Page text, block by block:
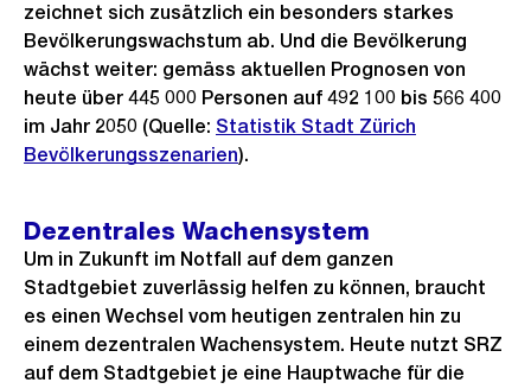
zeichnet sich zusätzlich ein besonders starkes
Bevölkerungswachstum ab. Und die Bevölkerung
wächst weiter: gemäss aktuellen Prognosen von
heute über 445 000 Personen auf 492 100 bis 566 400
im Jahr 2050 (Quelle: Statistik Stadt Zürich
Bevölkerungsszenarien).
Dezentrales Wachensystem
Um in Zukunft im Notfall auf dem ganzen
Stadtgebiet zuverlässig helfen zu können, braucht
es einen Wechsel vom heutigen zentralen hin zu
einem dezentralen Wachensystem. Heute nutzt SRZ
auf dem Stadtgebiet je eine Hauptwache für die